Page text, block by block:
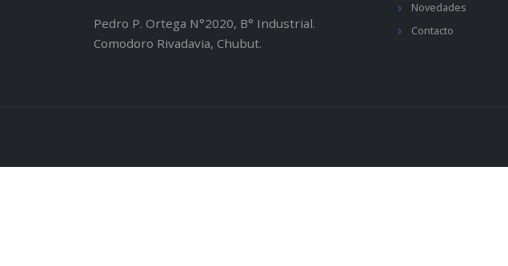
Pedro P. Ortega N°2020, B° Industrial.
Comodoro Rivadavia, Chubut.
Novedades
Contacto